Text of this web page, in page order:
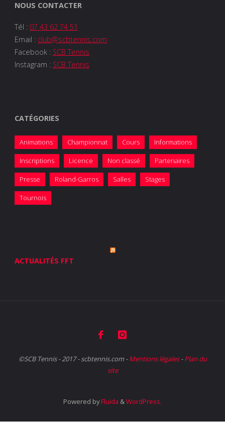
NOUS CONTACTER
Tél : 07 43 62 74 51
Email : club@scbtennis.com
Facebook : SCB Tennis
Instagram : SCB Tennis
CATÉGORIES
Animations Championnat Cours Informations
Inscriptions Licence Non classé Partenaires
Presse Roland-Garros Salles Stages
Tournois
ACTUALITÉS FFT
©SCB Tennis - 2017 - scbtennis.com -Mentions légales-Plan du
site
Powered byFluida &WordPress.